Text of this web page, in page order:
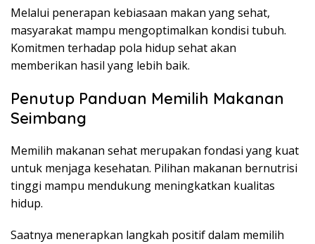
Melalui penerapan kebiasaan makan yang sehat,
masyarakat mampu mengoptimalkan kondisi tubuh.
Komitmen terhadap pola hidup sehat akan
memberikan hasil yang lebih baik.
Penutup Panduan Memilih Makanan
Seimbang
Memilih makanan sehat merupakan fondasi yang kuat
untuk menjaga kesehatan. Pilihan makanan bernutrisi
tinggi mampu mendukung meningkatkan kualitas
hidup.
Saatnya menerapkan langkah positif dalam memilih